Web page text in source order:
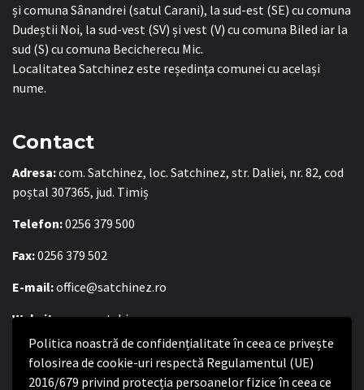
Politica noastră de confidențialitate în ceea ce privește
folosirea de cookie-uri respectă Regulamentul (UE)
2016/679 privind protecția persoanelor fizice în ceea ce
și comuna Sânandrei (satul Carani), la sud-est (SE) cu comuna
Dudeștii Noi, la sud-vest (SV) și vest (V) cu comuna Biled iar la
sud (S) cu comuna Becicherecu Mic.
Localitatea Satchinez este reședința comunei cu același
nume.
Contact
Adresa:com. Satchinez, loc. Satchinez, str. Daliei, nr. 82, cod
poștal 307365, jud. Timiș
Telefon:0256 379 500
Fax:0256 379 502
E-mail:office@satchinez.ro
Website:www.satchinez.ro
Program cu publicul:
Luni – Joi:8:00-16:30